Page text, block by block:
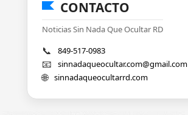
CONTACTO
Noticias Sin Nada Que Ocultar RD
📞 849-517-0983
📧 sinnadaqueocultar.com@gmail.com
🌐 sinnadaqueocultarrd.com